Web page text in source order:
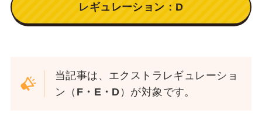
レギュレーション：D
当記事は、エクストラレギュレーショ
ン（ F・E・D ）が対象です。